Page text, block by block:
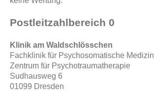
Postleitzahlbereich 0
Klinik am Waldschlösschen
Fachklinik für Psychosomatische Medizin
Zentrum für Psychotraumatherapie
Sudhausweg 6
01099 Dresden